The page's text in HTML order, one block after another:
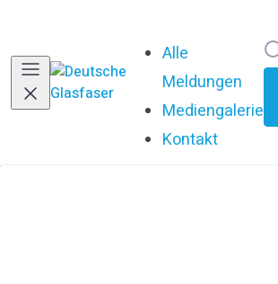
Alle
Meldungen
Mediengalerie
Kontakt